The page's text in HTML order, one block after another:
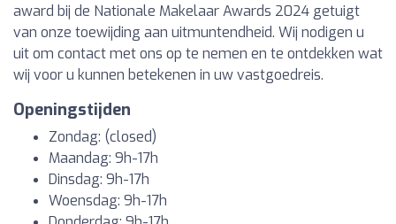
award bij de Nationale Makelaar Awards 2024 getuigt
van onze toewijding aan uitmuntendheid. Wij nodigen u
uit om contact met ons op te nemen en te ontdekken wat
wij voor u kunnen betekenen in uw vastgoedreis.
Openingstijden
Zondag: (closed)
Maandag: 9h-17h
Dinsdag: 9h-17h
Woensdag: 9h-17h